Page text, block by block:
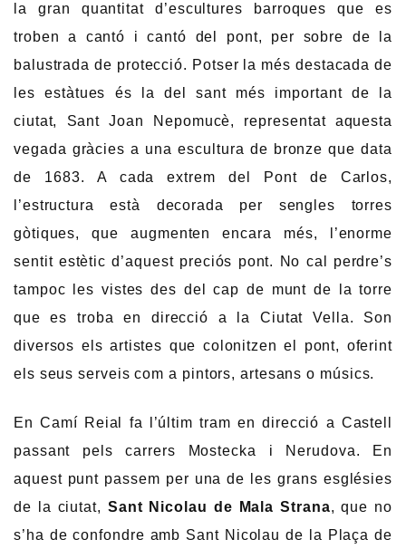
la gran quantitat d’escultures barroques que es
troben a cantó i cantó del pont, per sobre de la
balustrada de protecció. Potser la més destacada de
les estàtues és la del sant més important de la
ciutat, Sant Joan Nepomucè, representat aquesta
vegada gràcies a una escultura de bronze que data
de 1683. A cada extrem del Pont de Carlos,
l’estructura està decorada per sengles torres
gòtiques, que augmenten encara més, l’enorme
sentit estètic d’aquest preciós pont. No cal perdre’s
tampoc les vistes des del cap de munt de la torre
que es troba en direcció a la Ciutat Vella. Son
diversos els artistes que colonitzen el pont, oferint
els seus serveis com a pintors, artesans o músics.
En Camí Reial fa l’últim tram en direcció a Castell
passant pels carrers Mostecka i Nerudova. En
aquest punt passem per una de les grans esglésies
de la ciutat, Sant Nicolau de Mala Strana, que no
s’ha de confondre amb Sant Nicolau de la Plaça de